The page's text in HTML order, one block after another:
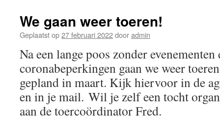
We gaan weer toeren!
Geplaatst op27 februari 2022dooradmin
Na een lange poos zonder
coronabeperkingen gaan we weer
gepland in maart. Kijk hiervoor in de
en in je mail. Wil je zelf een tocht
aan de toercoördinator Fred.